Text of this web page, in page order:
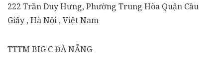
222 Trần Duy Hưng, Phường Trung Hòa Quận Cầu
Giấy , Hà Nội , Việt Nam
TTTM BIG C ĐÀ NẴNG